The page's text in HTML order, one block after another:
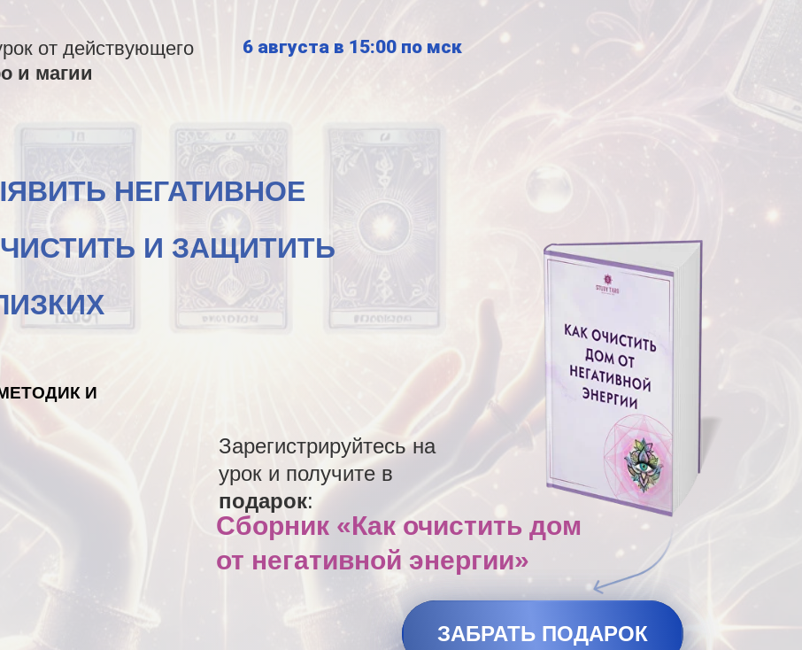
6 августа в 15:00 по мск
НЕГАТИВНОЕ
И ЗАЩИТИТЬ
Зарегистрируйтесь на
урок и получите в
подарок:
Сборник «Как очистить дом
от негативной энергии»
И
LET'S GO!
ЗАБРАТЬ ПОДАРОК
от действующего
и магии